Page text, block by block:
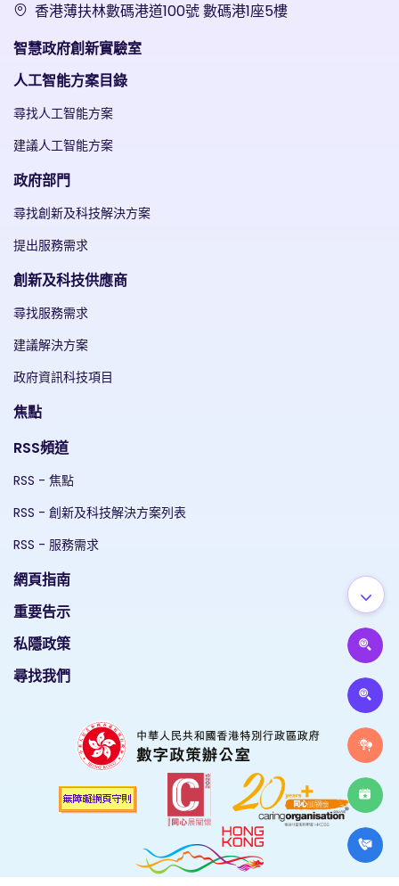
香港薄扶林數碼港道100號 數碼港1座5樓
智慧政府創新實驗室
人工智能方案目錄
尋找人工智能方案
建議人工智能方案
政府部門
尋找創新及科技解決方案
提出服務需求
創新及科技供應商
尋找服務需求
建議解決方案
政府資訊科技項目
焦點
RSS頻道
RSS - 焦點
RSS - 創新及科技解決方案列表
RSS - 服務需求
網頁指南
重要告示
私隱政策
尋找我們